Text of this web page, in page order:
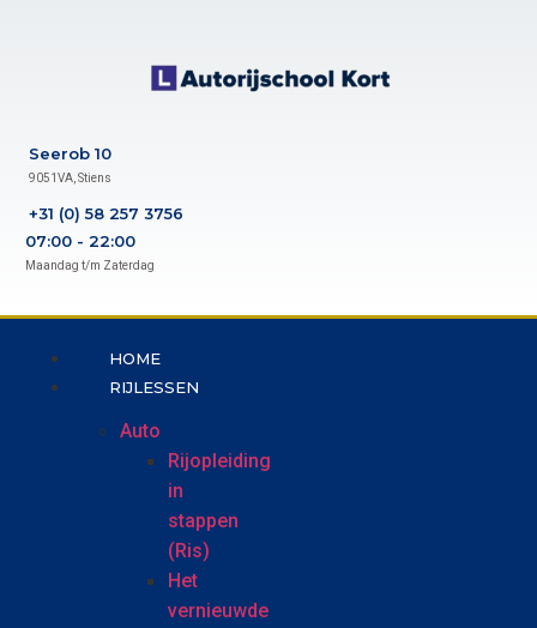
Seerob 10
9051VA, Stiens
+31 (0) 58 257 3756
07:00 - 22:00
Maandag t/m Zaterdag
HOME
RIJLESSEN
Auto
Rijopleiding
in
stappen
(Ris)
Het
vernieuwde